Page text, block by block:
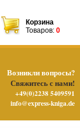
Корзина
Товаров: 0
Возникли вопросы?
Свяжитесь с нами!
+49(0)2238 5409591
info@express-kniga.de